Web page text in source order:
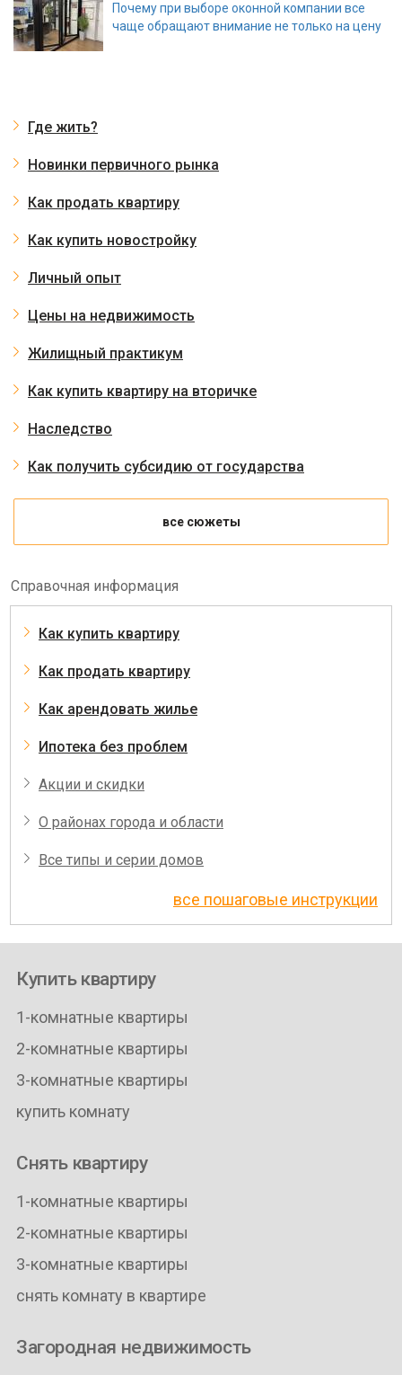
Почему при выборе оконной компании все
чаще обращают внимание не только на цену
Где жить?
Новинки первичного рынка
Как продать квартиру
Как купить новостройку
Личный опыт
Цены на недвижимость
Жилищный практикум
Как купить квартиру на вторичке
Наследство
Как получить субсидию от государства
все сюжеты
Справочная информация
Как купить квартиру
Как продать квартиру
Как арендовать жилье
Ипотека без проблем
Акции и скидки
О районах города и области
Все типы и серии домов
все пошаговые инструкции
Купить квартиру
1-комнатные квартиры
2-комнатные квартиры
3-комнатные квартиры
купить комнату
Снять квартиру
1-комнатные квартиры
2-комнатные квартиры
3-комнатные квартиры
снять комнату в квартире
Загородная недвижимость